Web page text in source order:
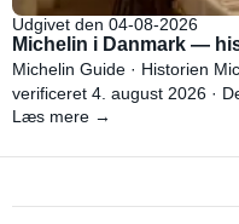
Udgivet den 04-08-2026
Michelin i Danmark —
Michelin Guide · Historien
verificeret 4. august 2026 ·
Læs mere →